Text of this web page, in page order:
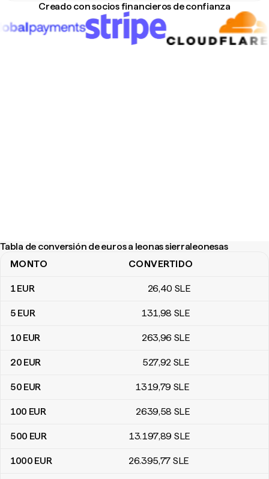
Creado con socios financieros de confianza
Tabla de conversión de euros a leonas sierraleonesas
Tabla de conversión de euros a leonas sierraleonesas
MONTO CONVERTIDO
1EUR 26,40 SLE
5 EUR 131,98 SLE
10 EUR 263,96 SLE
20 EUR 527,92 SLE
50 EUR 1319,79 SLE
100 EUR 2639,58 SLE
500 EUR 13.197,89 SLE
1000 EUR 26.395,77 SLE